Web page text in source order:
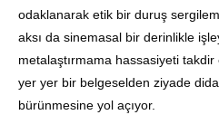
odaklanarak etik bir duruş
aksı da sinemasal bir derinlikle
metalaştırmama hassasiyeti takdir
yer yer bir belgeselden ziyade
bürünmesine yol açıyor.